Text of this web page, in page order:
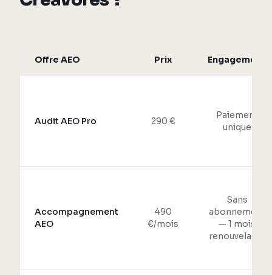
Offre AEO Prix Engagement
Audit AEO Pro 290 €
Paiement
unique
Accompagnement
AEO
490
€/mois
Sans
abonnement
— 1 mois
renouvelable